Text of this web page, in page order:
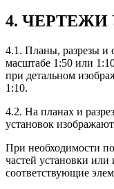
4.
4.1. Планы, разрезы и
масштабе 1:50 или
при детальном
1:10.
4.2. На планах и
установок
При необходимости
частей установки
соответствующие